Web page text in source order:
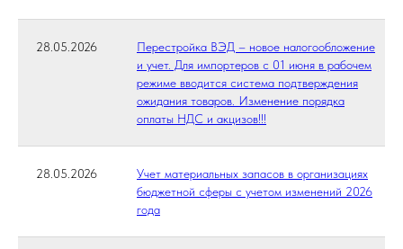
28.05.2026
Перестройка ВЭД – новое налогообложение
и учет. Для импортеров с 01 июня в рабочем
режиме вводится система подтверждения
ожидания товаров. Изменение порядка
оплаты НДС и акцизов!!!
28.05.2026
Учет материальных запасов в организациях
бюджетной сферы с учетом изменений 2026
года